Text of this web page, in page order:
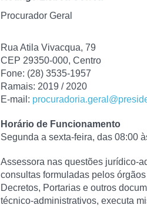
Procurador Geral
Rua Atila Vivacqua, 79
CEP 29350-000, Centro
Fone: (28) 3535-1957
Ramais: 2019 / 2020
E-mail:
Horário de Funcionamento
Segunda a sexta-feira, das 08:00
Assessora nas questões jurídico-
consultas formuladas pelos
Decretos, Portarias e outros
técnico-administrativos, executa